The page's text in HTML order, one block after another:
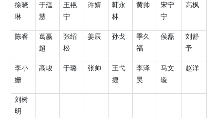
徐晓
琳
于蕴
慧
王艳
宁
许婧
韩永
林
黄帅
宋宁
宁
高枫
陈睿
葛赢
超
张绍
松
姜辰 孙戈
季久
福
侯磊
刘舒
予
李小
姗
高峻 于璐 张帅
王弋
捷
李泽
昊
马文
璇
赵洋
刘树
明